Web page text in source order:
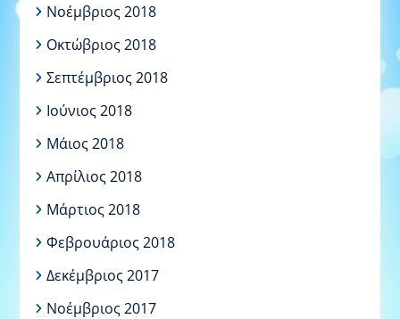
Νοέμβριος 2018
Οκτώβριος 2018
Σεπτέμβριος 2018
Ιούνιος 2018
Μάιος 2018
Απρίλιος 2018
Μάρτιος 2018
Φεβρουάριος 2018
Δεκέμβριος 2017
Νοέμβριος 2017